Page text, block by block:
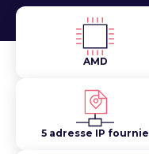
AMD
5 adresse IP fournie